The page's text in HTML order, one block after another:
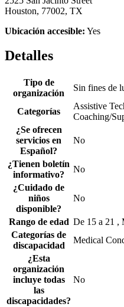
Houston, 77002, TX
Ubicación accesible: Yes
Detalles
Tipo de
organización
Sin fines de
Categorías
Assistive
Coaching/
¿Se ofrecen
servicios en
Español?
No
¿Tienen boletín
informativo?
No
¿Cuidado de
niños
disponible?
No
Rango de edad De 15 a 21 ,
Categorías de
discapacidad
Medical
¿Esta
organización
incluye todas
las
discapacidades?
No